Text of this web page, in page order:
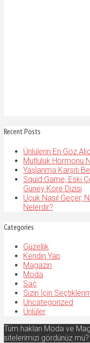
Recent Posts
Ünlülerin En Göz
Mutluluk Hormonu
Yaşlanma Karşıtı
Squid Game, Eski
Güney Kore Dizisi
Uçuk Nasıl Geçer,
Nelerdir?
Categories
Güzellik
Kendin Yap
Magazin
Moda
Saç
Sizin İçin
Uncategorized
Ünlüler
Tüm hakları Moda ve
sitelerimizi gördünüz mü?